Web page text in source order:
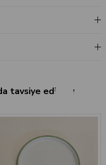
tavsiye ediyoruz.